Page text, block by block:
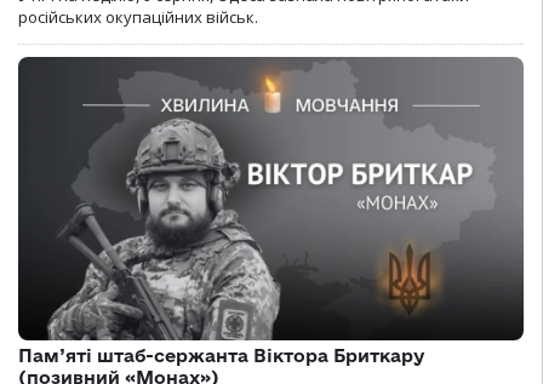
російських окупаційних військ.
Пам’яті штаб-сержанта Віктора Бриткару
(позивний «Монах»)